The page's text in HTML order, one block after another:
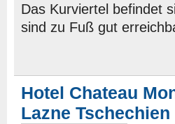
Das Kurviertel befindet
sind zu Fuß gut
Hotel Chateau
Lazne Tschechien